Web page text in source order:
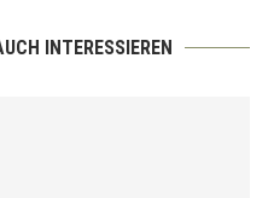
INTERESSIEREN